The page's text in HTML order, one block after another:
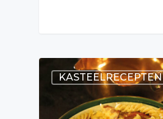
KASTEELRECEPTEN